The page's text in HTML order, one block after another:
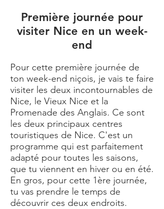
Première journée pour
visiter Nice en un week-
end
Pour cette première journée de
ton week-end niçois, je vais te faire
visiter les deux incontournables de
Nice, le Vieux Nice et la
Promenade des Anglais. Ce sont
les deux principaux centres
touristiques de Nice. C'est un
programme qui est parfaitement
adapté pour toutes les saisons,
que tu viennent en hiver ou en été.
En gros, pour cette 1ère journée,
tu vas prendre le temps de
découvrir ces deux endroits.